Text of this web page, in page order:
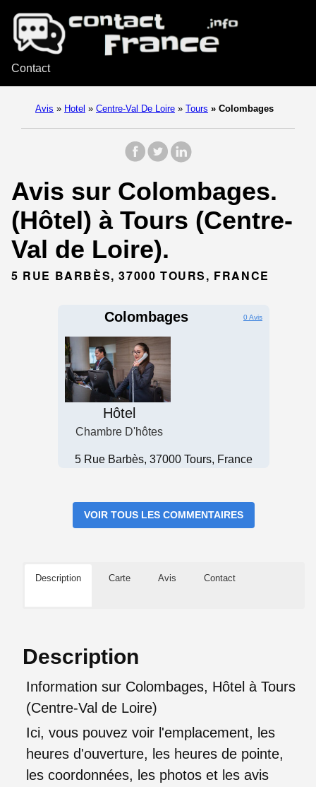
Contact
Avis » Hotel » Centre-Val De Loire » Tours » Colombages
Avis sur Colombages.
(Hôtel) à Tours (Centre-
Val de Loire).
5 RUE BARBÈS, 37000 TOURS, FRANCE
Colombages 0 Avis
Hôtel
Chambre D'hôtes
5 Rue Barbès, 37000 Tours, France
VOIR TOUS LES COMMENTAIRES
Description Carte Avis Contact
Description
Information sur Colombages, Hôtel à Tours
(Centre-Val de Loire)
Ici, vous pouvez voir l'emplacement, les
heures d'ouverture, les heures de pointe,
les coordonnées, les photos et les avis